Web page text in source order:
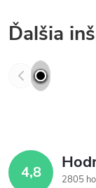
Ďalšia
4,8
2805